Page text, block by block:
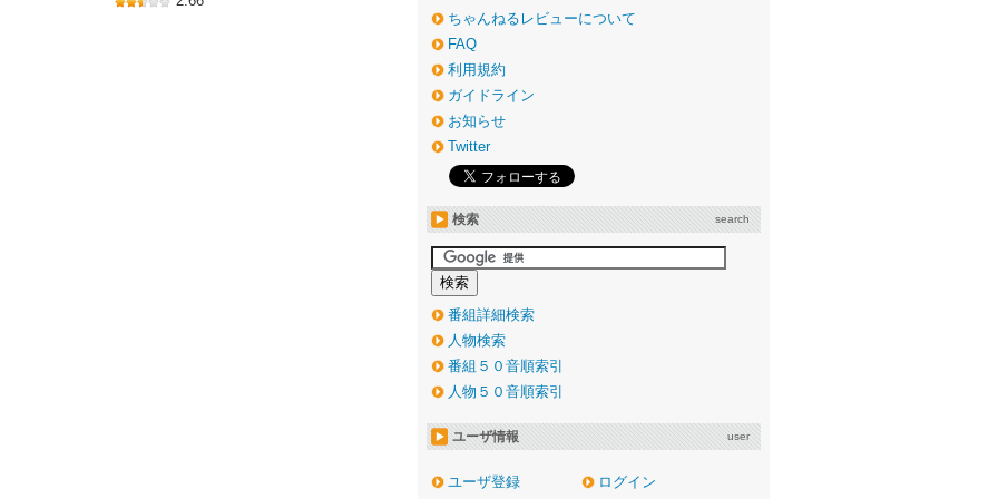
ちゃんねるレビューについて
FAQ
利用規約
ガイドライン
お知らせ
Twitter
検索 search
番組詳細検索
人物検索
番組５０音順索引
人物５０音順索引
ユーザ情報 user
ユーザ登録 ログイン